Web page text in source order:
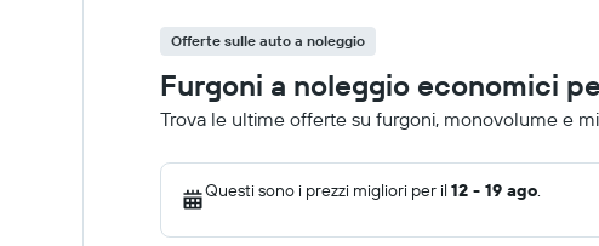
Offerte sulle auto a noleggio
Furgoni a noleggio economici
Trova le ultime offerte su furgoni, monovolume e
Questi sono i prezzi migliori per il 12 - 19 ago.